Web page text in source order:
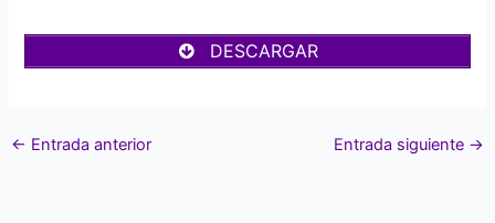
DESCARGAR
← Entrada anterior Entrada siguiente →